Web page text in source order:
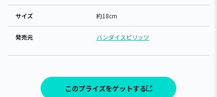
サイズ 約18cm
発売元 バンダイスピリッツ
このプライズをゲットする